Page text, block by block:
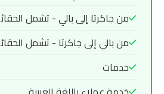
من جاكرتا إلى بالي - تشمل
من بالي إلى جاكرتا - تشمل
خدمات